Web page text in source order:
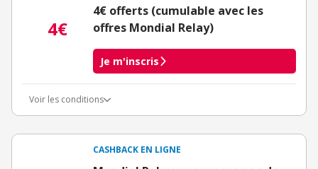
4€
4€ offerts (cumulable avec les
offres Mondial Relay)
Je m'inscris
Voir les conditions
3€ de bienvenue crédités immédiatement + 1€ supplémentaire
Offre réservée à une toute première inscription chez eBuyClub.
CASHBACK EN LIGNE